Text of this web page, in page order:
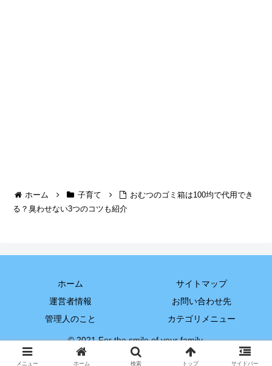
ホーム 子育て
おむつのゴミ箱は100均で代用でき
る？臭わせない3つのコツも紹介
ホーム
サイトマップ
運営者情報
お問い合わせ先
管理人のこと
カテゴリメニュー
© 2021 For the smile of your family.
メニュー ホーム 検索 トップ サイドバー